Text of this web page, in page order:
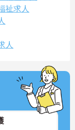
祉求人
人